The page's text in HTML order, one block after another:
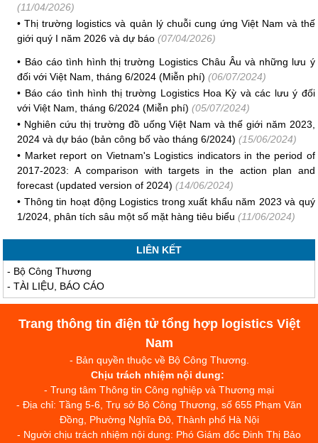
(11/04/2026)
•Thị trường logistics và quản lý chuỗi cung ứng Việt Nam và thế
giới quý I năm 2026 và dự báo (07/04/2026)
• Báo cáo tình hình thị trường Logistics Châu Âu và những lưu ý
đối với Việt Nam, tháng 6/2024 (Miễn phí) (06/07/2024)
• Báo cáo tình hình thị trường Logistics Hoa Kỳ và các lưu ý đối
với Việt Nam, tháng 6/2024 (Miễn phí) (05/07/2024)
• Nghiên cứu thị trường đồ uống Việt Nam và thế giới năm 2023,
2024 và dự báo (bản công bố vào tháng 6/2024) (15/06/2024)
• Market report on Vietnam's Logistics indicators in the period of
2017-2023: A comparison with targets in the action plan and
forecast (updated version of 2024) (14/06/2024)
• Thông tin hoạt động Logistics trong xuất khẩu năm 2023 và quý
1/2024, phân tích sâu một số mặt hàng tiêu biểu (11/06/2024)
LIÊN KẾT
- Bộ Công Thương
-TÀI LIỆU, BÁO CÁO
Trang thông tin điện tử tổng hợp logistics Việt
Nam
- Bản quyền thuộc về Bộ Công Thương.
Chịu trách nhiệm nội dung:
- Trung tâm Thông tin Công nghiệp và Thương mại
- Địa chỉ: Tầng 5-6, Trụ sở Bộ Công Thương, số 655 Phạm Văn
Đồng, Phường Nghĩa Đô, Thành phố Hà Nội
- Người chịu trách nhiệm nội dung: Phó Giám đốc Đinh Thị Bảo